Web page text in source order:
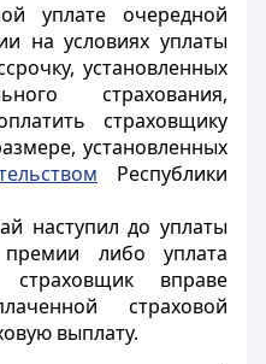
уплате очередной
на условиях уплаты
установленных
страхования,
страховщику
установленных
Республики
наступил до уплаты
либо уплата
страховщик вправе
страховой
выплату.